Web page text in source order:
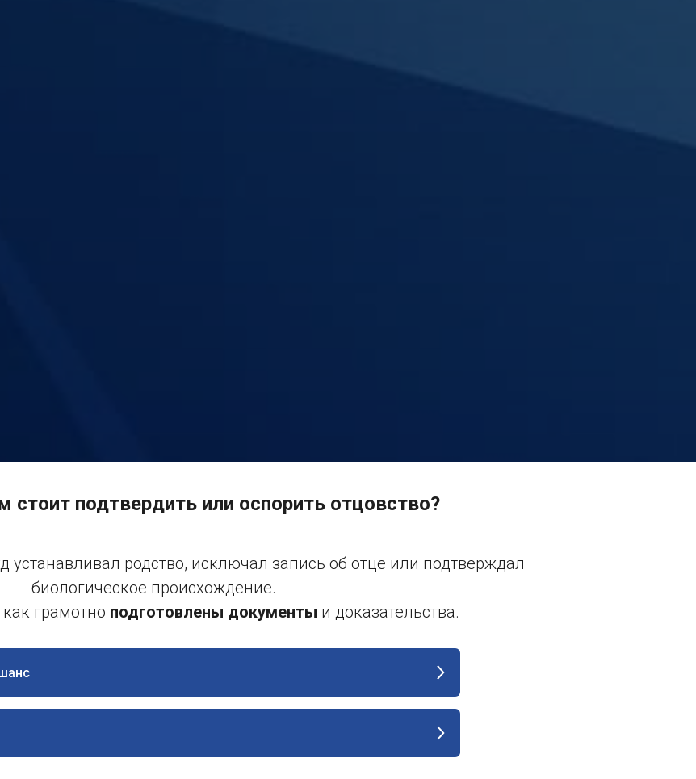
подтвердить или оспорить отцовство?
устанавливал родство, исключал запись об отце или подтверждал
биологическое происхождение.
как грамотно подготовлены документы и доказательства.